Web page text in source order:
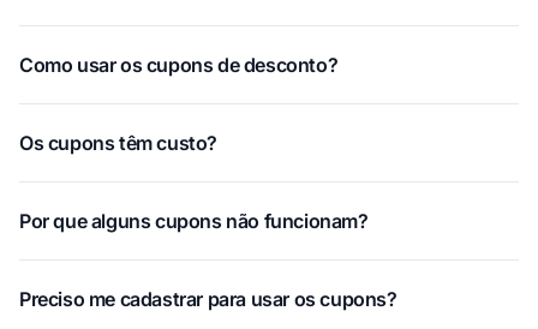
Como usar os cupons de desconto?
Os cupons têm custo?
Por que alguns cupons não funcionam?
Preciso me cadastrar para usar os cupons?